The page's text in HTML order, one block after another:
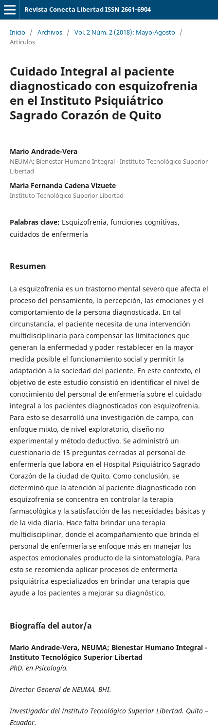
Revista Conecta Libertad ISSN 2661-6904
Inicio / Archivos / Vol. 2 Núm. 2 (2018): Mayo-Agosto /
Artículos
Cuidado Integral al paciente
diagnosticado con esquizofrenia
en el Instituto Psiquiátrico
Sagrado Corazón de Quito
Mario Andrade-Vera
NEUMA; Bienestar Humano Integral - Instituto Tecnológico Superior
Libertad
Maria Fernanda Cadena Vizuete
Instituto Tecnológico Superior Libertad
Palabras clave: Esquizofrenia, funciones cognitivas,
cuidados de enfermería
Resumen
La esquizofrenia es un trastorno mental severo que afecta el
proceso del pensamiento, la percepción, las emociones y el
comportamiento de la persona diagnosticada. En tal
circunstancia, el paciente necesita de una intervención
multidisciplinaria para compensar las limitaciones que
generan la enfermedad y poder restablecer en la mayor
medida posible el funcionamiento social y permitir la
adaptación a la sociedad del paciente. En este contexto, el
objetivo de este estudio consistió en identificar el nivel de
conocimiento del personal de enfermería sobre el cuidado
integral a los pacientes diagnosticados con esquizofrenia.
Para esto se desarrolló una investigación de campo, con
enfoque mixto, de nivel exploratorio, diseño no
experimental y método deductivo. Se administró un
cuestionario de 15 preguntas cerradas al personal de
enfermería que labora en el Hospital Psiquiátrico Sagrado
Corazón de la ciudad de Quito. Como conclusión, se
determinó que la atención al paciente diagnosticado con
esquizofrenia se concentra en controlar la terapia
farmacológica y la satisfacción de las necesidades básicas y
de la vida diaria. Hace falta brindar una terapia
multidisciplinar, donde el acompañamiento que brinda el
personal de enfermería se enfoque más en manejar los
aspectos emocionales producto de la sintomatología. Para
esto se recomienda aplicar procesos de enfermería
psiquiátrica especializados en brindar una terapia que
ayude a los pacientes a mejorar su diagnóstico.
Biografía del autor/a
Mario Andrade-Vera, NEUMA; Bienestar Humano Integral -
Instituto Tecnológico Superior Libertad
PhD. en Psicología.
Director General de NEUMA, BHI.
Investigador del Instituto Tecnológico Superior Libertad. Quito –
Ecuador.